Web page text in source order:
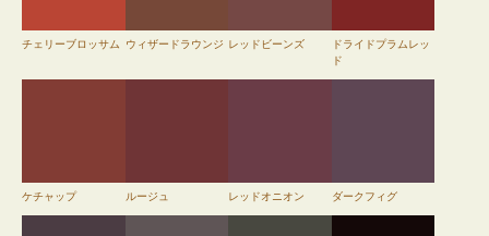
チェリーブロッサム ウィザードラウンジ レッドビーンズ
ドライドプラムレッ
ド
ケチャップ ルージュ レッドオニオン ダークフィグ